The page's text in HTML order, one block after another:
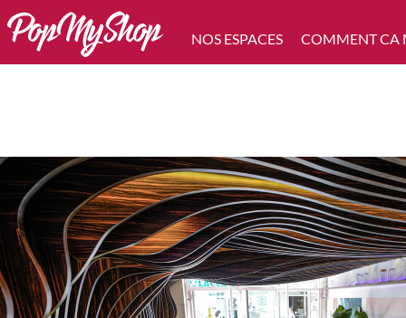
NOS ESPACES COMMENT CA